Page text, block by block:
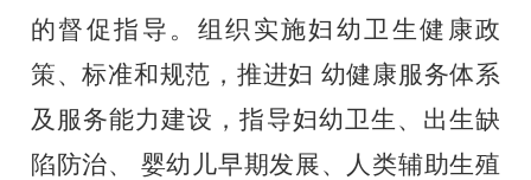
的督促指导。组织实施妇幼卫生健康政
策、标准和规范，推进妇 幼健康服务体系
及服务能力建设，指导妇幼卫生、出生缺
陷防治、
婴幼儿早期发展、人类辅助生殖